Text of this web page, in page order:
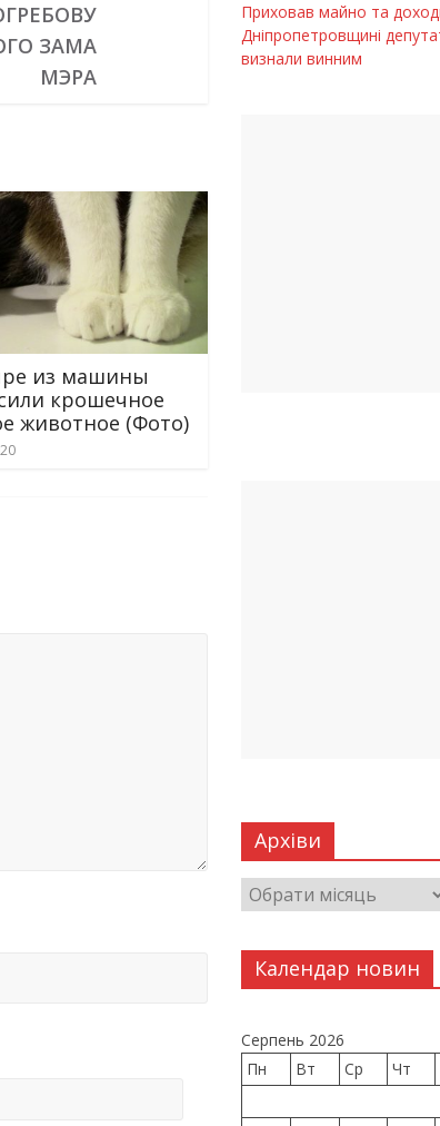
ЗАМА
МЭРА
из машины
крошечное
животное (Фото)
Приховав майно та
Дніпропетровщині
визнали винним
Архіви
Календар новин
Серпень 2026
Пн
Вт Ср Чт